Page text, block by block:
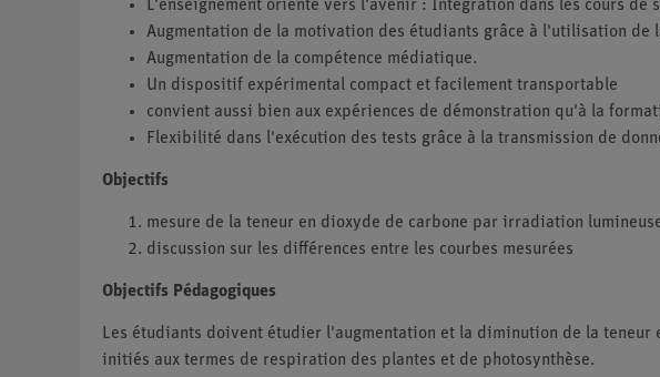
L'enseignement orienté vers l'avenir : Intégration dans les cours de
Augmentation de la motivation des étudiants grâce à l'utilisation de
Augmentation de la compétence médiatique.
Un dispositif expérimental compact et facilement transportable
convient aussi bien aux expériences de démonstration qu'à la
Flexibilité dans l'exécution des tests grâce à la transmission de
Objectifs
mesure de la teneur en dioxyde de carbone par irradiation
discussion sur les différences entre les courbes mesurées
Objectifs Pédagogiques
Les étudiants doivent étudier l'augmentation et la diminution de la
initiés aux termes de respiration des plantes et de photosynthèse.